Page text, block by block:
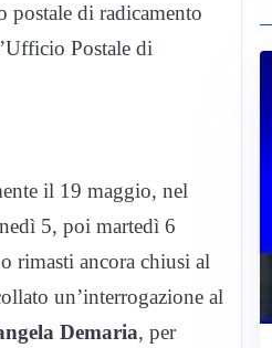
di radicamento
Postale di
il 19 maggio, nel
5, poi martedì 6
rimasti ancora chiusi al
un’interrogazione al
Demaria, per